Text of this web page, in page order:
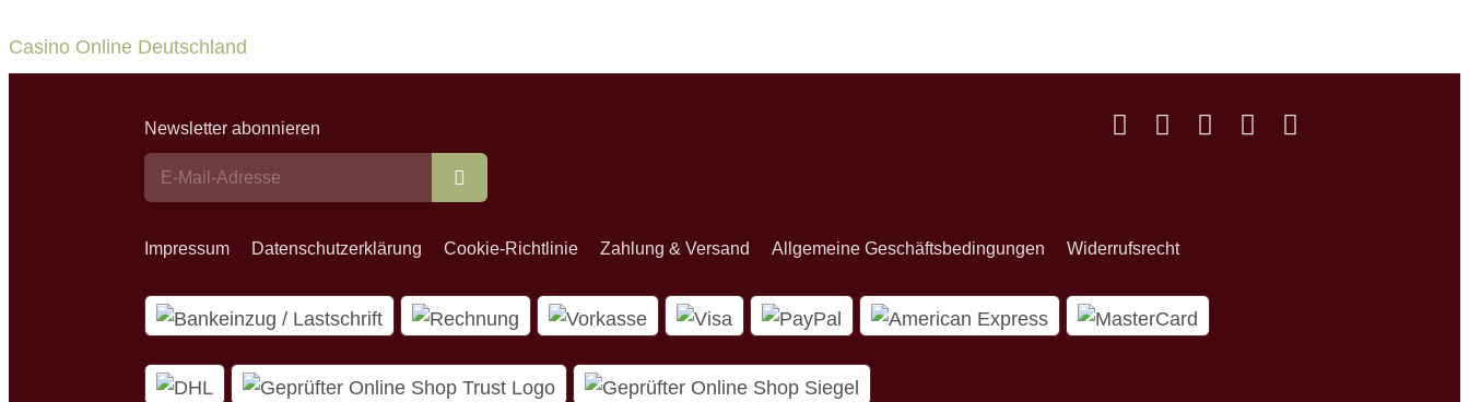
Casino Online Deutschland
Newsletter abonnieren
Impressum Datenschutzerklärung Cookie-Richtlinie Zahlung & Versand Allgemeine Geschäftsbedingungen Widerrufsrecht